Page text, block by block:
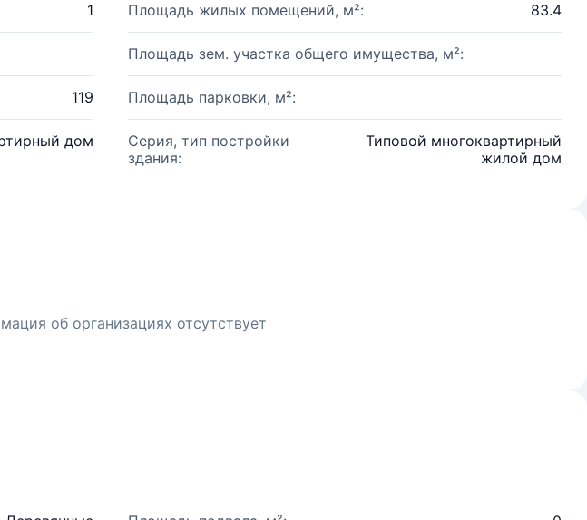
1 Площадь жилых помещений, м²: 83.4
Площадь зем. участка общего имущества, м²:
119 Площадь парковки, м²:
дом
Серия, тип постройки
здания:
Типовой многоквартирный
жилой дом
об организациях отсутствует